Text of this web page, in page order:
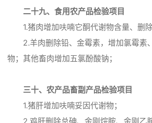
二十九、食用农产品检验项目
1.猪肉增加呋喃它酮代谢物含量、删
2.羊肉删除铅、金霉素，增加氯霉素
物；其他畜肉增加五氯酚酸钠；
三十、农产品畜副产品检验项目
1.猪肝增加呋喃妥因代谢物；
2.鸡肝删除总砷、金刚烷胺、金刚乙